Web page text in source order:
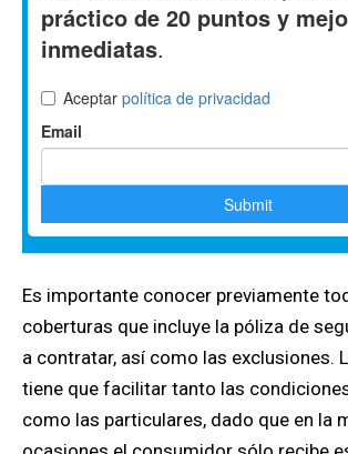
Es importante conocer previamente
coberturas que incluye la póliza de
a contratar, así como las exclusiones.
tiene que facilitar tanto las
como las particulares, dado que en la